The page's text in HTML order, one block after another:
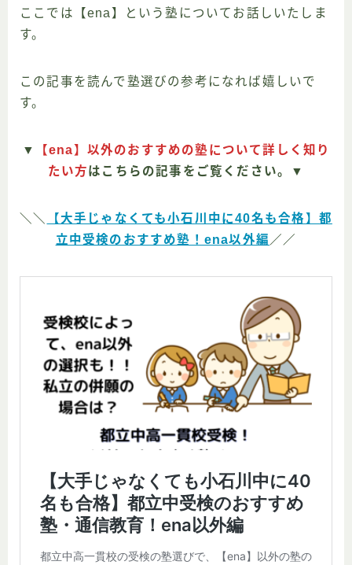
ここでは【ena】という塾についてお話しいたしま
す。
この記事を読んで塾選びの参考になれば嬉しいで
す。
▼
【ena】以外のおすすめの塾について詳しく知り
たい方はこちらの記事をご覧ください。▼
＼＼
【大手じゃなくても小石川中に40名も合格】都
立中受検のおすすめ塾！ena以外編 ／／